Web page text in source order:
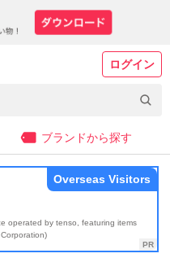
ログイン
ブランドから探す
operated by tenso, featuring items
Overseas Visitors